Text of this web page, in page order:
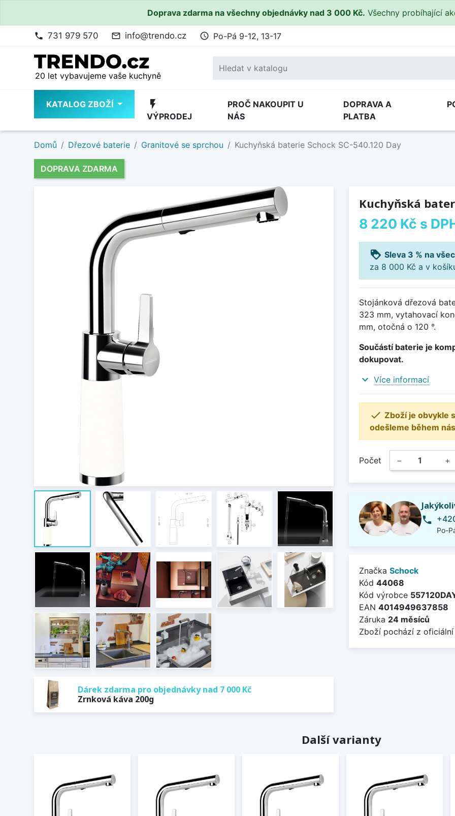
Doprava zdarma na všechny objednávky nad 3 000 Kč. Všechny probíhající
phone 731 979 570 mail_outline info@trendo.cz access_time Po-Pá 9-12, 13-17
20 let vybavujeme vaše kuchyně
KATALOG ZBOŽÍ flash_on
VÝPRODEJ
PROČ NAKOUPIT U
NÁS
DOPRAVA A
PLATBA
Domů Dřezové baterie Granitové se sprchou Kuchyňská baterie Schock SC-540.120 Day
DOPRAVA ZDARMA
Dárek zdarma pro objednávky nad 7 000 Kč
Zrnková káva 200g
Kuchyňská
8 220 Kč s
loyalty Sleva 3 % na
za 8 000 Kč a v
Stojánková dřezová
323 mm, vytahovací
mm, otočná o 120 °.
Součástí baterie je
dokupovat.
expand_more Více informací
 Zboží je obvykle
odešleme během
Počet − +
phone
Po-
Značka Schock
Kód 44068
Kód výrobce
EAN 4014949637858
Záruka 24 měsíců
Zboží pochází z
Další varianty